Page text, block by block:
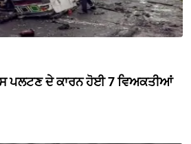
ਪਲਟਣ ਦੇ ਕਾਰਨ ਹੋਈ 7 ਵਿਅਕਤੀਆਂ